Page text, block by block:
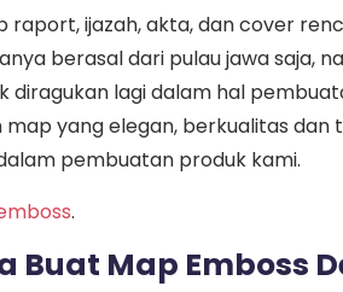
raport, ijazah, akta, dan cover
berasal dari pulau jawa saja,
diragukan lagi dalam hal
yang elegan, berkualitas
pembuatan produk kami.
.
Buat Map Emboss